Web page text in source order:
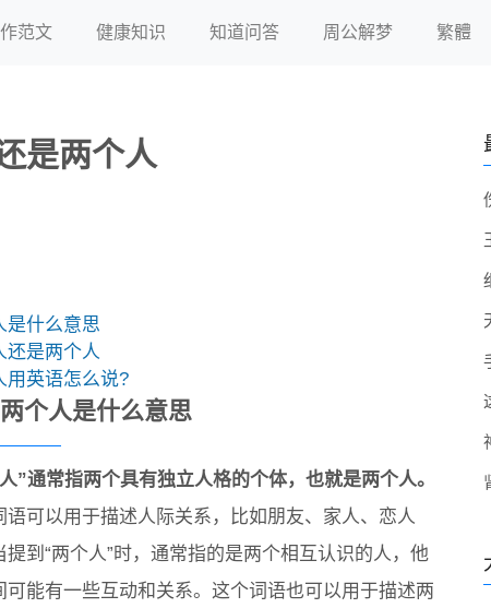
范文 健康知识 知道问答 周公解梦 繁體
是两个人
是什么意思
还是两个人
用英语怎么说?
个人是什么意思
”通常指两个具有独立人格的个体，也就是两个人。
语可以用于描述人际关系，比如朋友、家人、恋人
提到“两个人”时，通常指的是两个相互认识的人，他
可能有一些互动和关系。这个词语也可以用于描述两